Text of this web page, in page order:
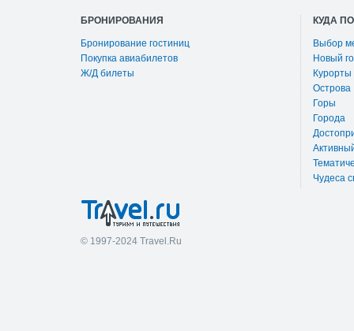
БРОНИРОВАНИЯ
Бронирование гостиниц
Покупка авиабилетов
Ж/Д билеты
КУДА
Выбор
Новый
Острова
Горы
Города
Чудеса
© 1997-2024 Travel.Ru